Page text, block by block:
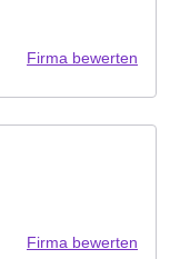
Firma bewerten
Firma bewerten